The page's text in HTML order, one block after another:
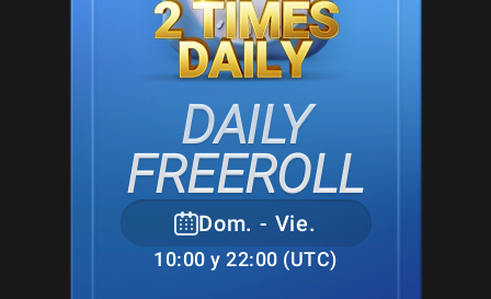
DAILY
FREEROLL
Dom. - Vie.
10:00 y 22:00 (UTC)